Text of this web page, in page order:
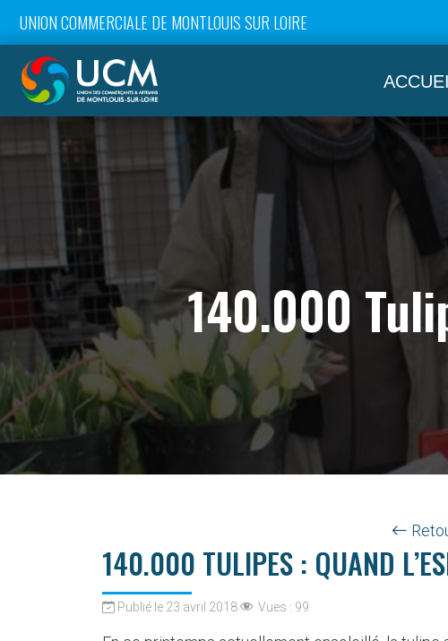
UNION COMMERCIALE DE MONTLOUIS SUR LOIRE
140.000
140.000 TULIPES : QUAND
Publié le 23 avril 2018 Vues : 99